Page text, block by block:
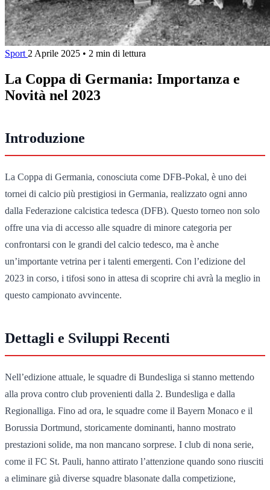
Sport 2 Aprile 2025 • 2 min di lettura
La Coppa di Germania: Importanza e
Novità nel 2023
Introduzione
La Coppa di Germania, conosciuta come DFB-Pokal, è uno dei
tornei di calcio più prestigiosi in Germania, realizzato ogni anno
dalla Federazione calcistica tedesca (DFB). Questo torneo non solo
offre una via di accesso alle squadre di minore categoria per
confrontarsi con le grandi del calcio tedesco, ma è anche
un’importante vetrina per i talenti emergenti. Con l’edizione del
2023 in corso, i tifosi sono in attesa di scoprire chi avrà la meglio in
questo campionato avvincente.
Dettagli e Sviluppi Recenti
Nell’edizione attuale, le squadre di Bundesliga si stanno mettendo
alla prova contro club provenienti dalla 2. Bundesliga e dalla
Regionalliga. Fino ad ora, le squadre come il Bayern Monaco e il
Borussia Dortmund, storicamente dominanti, hanno mostrato
prestazioni solide, ma non mancano sorprese. I club di nona serie,
come il FC St. Pauli, hanno attirato l’attenzione quando sono riusciti
a eliminare già diverse squadre blasonate dalla competizione,